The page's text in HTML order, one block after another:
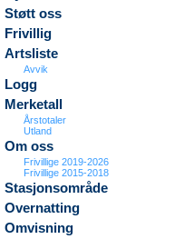
Støtt oss
Frivillig
Artsliste
Avvik
Logg
Merketall
Årstotaler
Utland
Om oss
Frivillige 2019-2026
Frivillige 2015-2018
Stasjonsområde
Overnatting
Omvisning